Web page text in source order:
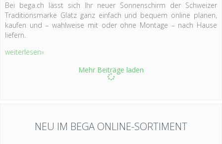
Bei bega.ch lässt sich Ihr neuer Sonnenschirm der Schweizer
Traditionsmarke Glatz ganz einfach und bequem online planen,
kaufen und – wahlweise mit oder ohne Montage – nach Hause
liefern.
weiterlesen»
Mehr Beiträge laden
NEU IM BEGA ONLINE-SORTIMENT